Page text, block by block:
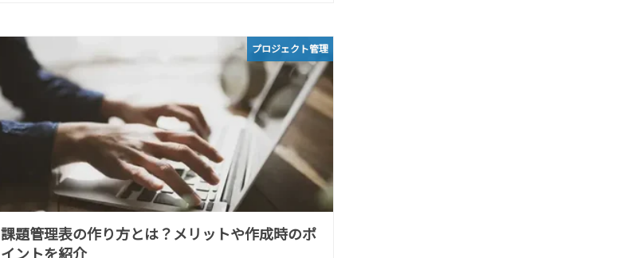
プロジェクト管理
課題管理表の作り方とは？メリットや作成時のポ
イントを紹介